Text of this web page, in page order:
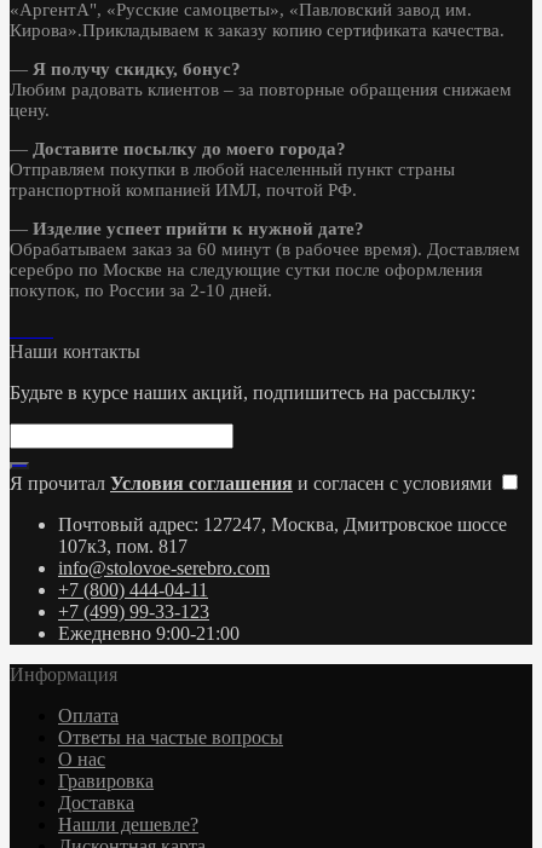
«АргентА", «Русские самоцветы», «Павловский завод им.
Кирова».Прикладываем к заказу копию сертификата качества.
— Я получу скидку, бонус?
Любим радовать клиентов – за повторные обращения снижаем
цену.
— Доставите посылку до моего города?
Отправляем покупки в любой населенный пункт страны
транспортной компанией ИМЛ, почтой РФ.
— Изделие успеет прийти к нужной дате?
Обрабатываем заказ за 60 минут (в рабочее время). Доставляем
серебро по Москве на следующие сутки после оформления
покупок, по России за 2-10 дней.
Наши контакты
Будьте в курсе наших акций, подпишитесь на рассылку:
Я прочитал Условия соглашения и согласен с условиями
Почтовый адрес: 127247, Москва, Дмитровское шоссе
107к3, пом. 817
info@stolovoe-serebro.com
+7 (800) 444-04-11
+7 (499) 99-33-123
Ежедневно 9:00-21:00
Информация
Оплата
Ответы на частые вопросы
О нас
Гравировка
Доставка
Нашли дешевле?